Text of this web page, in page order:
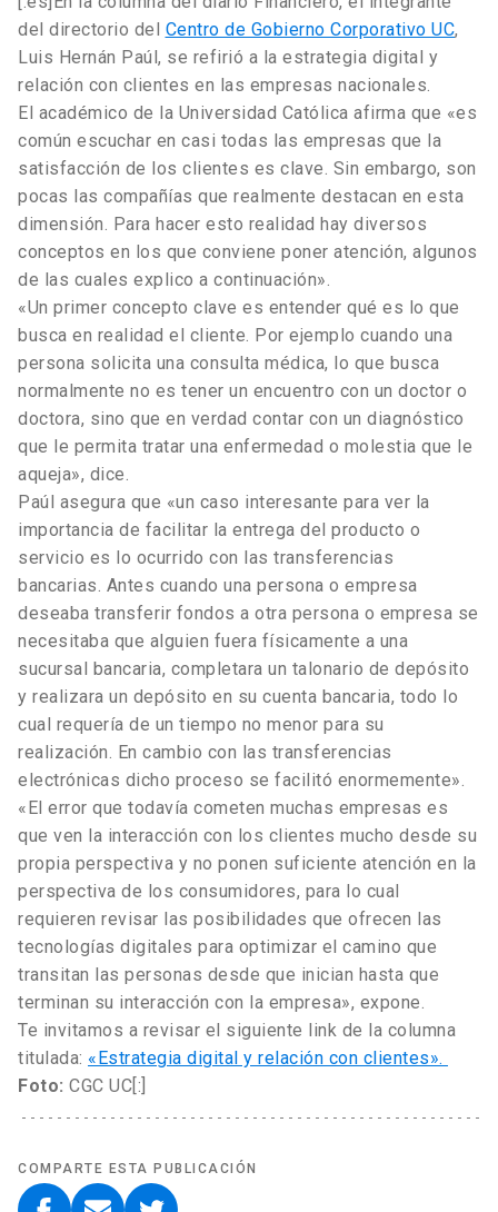
del directorio del Centro de Gobierno Corporativo UC,
Luis Hernán Paúl, se refirió a la estrategia digital y
relación con clientes en las empresas nacionales.
El académico de la Universidad Católica afirma que «es
común escuchar en casi todas las empresas que la
satisfacción de los clientes es clave. Sin embargo, son
pocas las compañías que realmente destacan en esta
dimensión. Para hacer esto realidad hay diversos
conceptos en los que conviene poner atención, algunos
de las cuales explico a continuación».
«Un primer concepto clave es entender qué es lo que
busca en realidad el cliente. Por ejemplo cuando una
persona solicita una consulta médica, lo que busca
normalmente no es tener un encuentro con un doctor o
doctora, sino que en verdad contar con un diagnóstico
que le permita tratar una enfermedad o molestia que le
aqueja», dice.
Paúl asegura que «un caso interesante para ver la
importancia de facilitar la entrega del producto o
servicio es lo ocurrido con las transferencias
bancarias. Antes cuando una persona o empresa
deseaba transferir fondos a otra persona o empresa se
necesitaba que alguien fuera físicamente a una
sucursal bancaria, completara un talonario de depósito
y realizara un depósito en su cuenta bancaria, todo lo
cual requería de un tiempo no menor para su
realización. En cambio con las transferencias
electrónicas dicho proceso se facilitó enormemente».
«El error que todavía cometen muchas empresas es
que ven la interacción con los clientes mucho desde su
propia perspectiva y no ponen suficiente atención en la
perspectiva de los consumidores, para lo cual
requieren revisar las posibilidades que ofrecen las
tecnologías digitales para optimizar el camino que
transitan las personas desde que inician hasta que
terminan su interacción con la empresa», expone.
Te invitamos a revisar el siguiente link de la columna
titulada: «Estrategia digital y relación con clientes».
Foto: CGC UC[:]
COMPARTE ESTA PUBLICACIÓN